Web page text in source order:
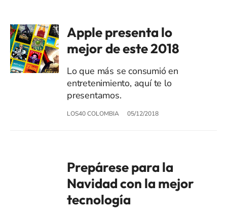
Apple presenta lo
mejor de este 2018
Lo que más se consumió en
entretenimiento, aquí te lo
presentamos.
LOS40 COLOMBIA 05/12/2018
Prepárese para la
Navidad con la mejor
tecnología